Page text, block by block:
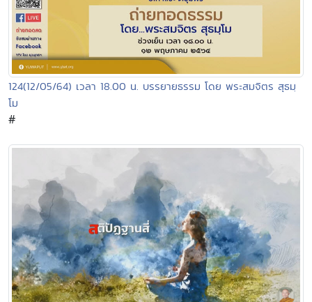
124(12/05/64) เวลา 18.00 น. บรรยายธรรม โดย พระสมจิตร สุธมฺ
โม
#